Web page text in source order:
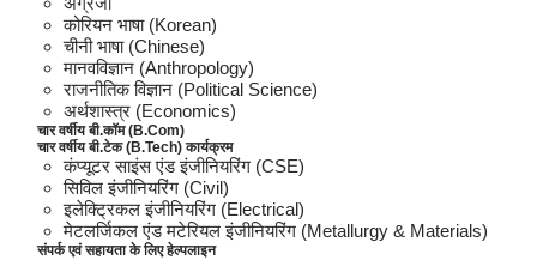
कोरियन भाषा (Korean)
चीनी भाषा (Chinese)
मानवविज्ञान (Anthropology)
राजनीतिक विज्ञान (Political Science)
अर्थशास्त्र (Economics)
चार वर्षीय बी.कॉम (B.Com)
चार वर्षीय बी.टेक (B.Tech) कार्यक्रम
कंप्यूटर साइंस एंड इंजीनियरिंग (CSE)
सिविल इंजीनियरिंग (Civil)
इलेक्ट्रिकल इंजीनियरिंग (Electrical)
मेटलर्जिकल एंड मटेरियल इंजीनियरिंग (Metallurgy & Materials)
संपर्क एवं सहायता के लिए हेल्पलाइन